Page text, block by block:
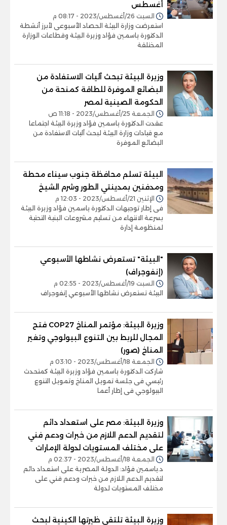
أغسطس
السبت 26/أغسطس/2023 - 08:17 م
استعرضت وزارة البيئة الحصاد الأسبوعى لأبرز أنشطة
الدكتورة ياسمين فؤاد وزيرة البيئة وقطاعات الوزارة
المختلقة
وزيرة البيئة تبحث آليات الاستفادة من
البضائع الموفرة للطاقة كمنحة من
الحكومة الصينية لمصر
الجمعة 25/أغسطس/2023 - 11:18 ص
عقدت الدكتورة ياسمين فؤاد وزيرة البيئة اجتماعا
مع قيادات وزارة البيئة لبحث آليات الاستفادة من
البضائع الموفرة
البيئة تسلم محافظة جنوب سيناء محطة
ومدفنين بمدينتي الطور وشرم الشيخ
الإثنين 21/أغسطس/2023 - 12:03 م
فى إطار توجيهات الدكتورة ياسمين فؤاد وزيرة البيئة
بسرعة الانتهاء من تسليم مشروعات البنية التحتية
لمنظومة إدارة
"البيئة" تستعرض نشاطها الأسبوعي
(إنفوجراف)
السبت 19/أغسطس/2023 - 02:55 م
البيئة تستعرض نشاطها الأسبوعي إنفوجراف
وزيرة البيئة: مؤتمر المناخ COP27 فتح
المجال للربط بين التنوع البيولوجي وتغير
المناخ (صور)
الجمعة 18/أغسطس/2023 - 03:10 م
شاركت الدكتورة ياسمين فؤاد وزيرة البيئة كمتحدث
رئيسي فى جلسة تمويل المناخ وتمويل التنوع
البيولوجي فى إطار أعما
وزيرة البيئة: مصر على استعداد دائم
لتقديم الدعم اللازم من خبرات ودعم فني
على مختلف المستويات لدولة الإمارات
الجمعة 18/أغسطس/2023 - 02:37 م
د.ياسمين فؤاد: الدولة المصرية على استعداد دائم
لتقديم الدعم اللازم من خبرات ودعم فني على
مختلف المستويات لدولة
وزيرة البيئة تلتقي ظيرتها الكينية لبحث